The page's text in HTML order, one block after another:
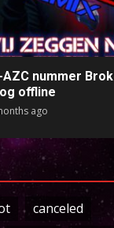
nummer
offline
ago
canceled